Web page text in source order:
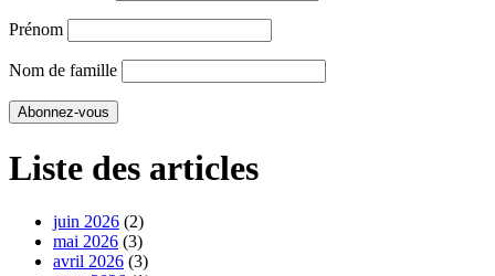
Prénom
Nom de famille
Liste des articles
juin 2026 (2)
mai 2026 (3)
avril 2026 (3)